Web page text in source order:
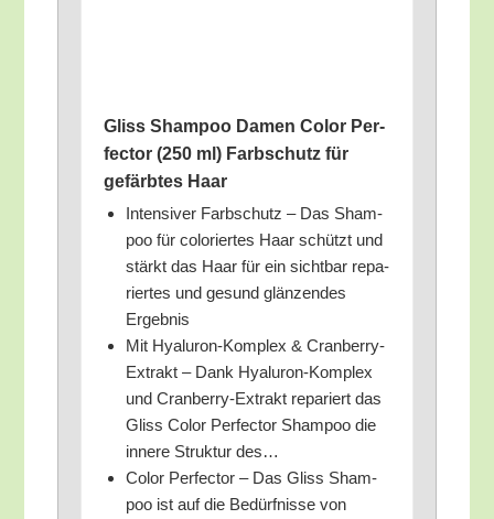
Gliss Sham­poo Damen Color Per­
fec­tor (250 ml) Farb­schutz für
gefärb­tes Haar
Inten­si­ver Farb­schutz – Das Sham­
poo für colo­rier­tes Haar schützt und
stärkt das Haar für ein sicht­bar repa­
rier­tes und gesund glän­zen­des
Ergebnis
Mit Hyalu­ron-Kom­plex & Cran­ber­ry-
Extrakt – Dank Hyalu­ron-Kom­plex
und Cran­ber­ry-Extrakt repa­riert das
Gliss Color Per­fec­tor Sham­poo die
inne­re Struk­tur des…
Color Per­fec­tor – Das Gliss Sham­
poo ist auf die Bedürf­nis­se von